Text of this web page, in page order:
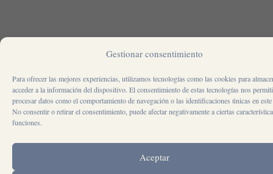
Gestionar consentimiento
Para ofrecer las mejores experiencias, utilizamos tecnologías como las cookies para
acceder a la información del dispositivo. El consentimiento de estas tecnologías nos
procesar datos como el comportamiento de navegación o las identificaciones únicas en
No consentir o retirar el consentimiento, puede afectar negativamente a ciertas
funciones.
Aceptar